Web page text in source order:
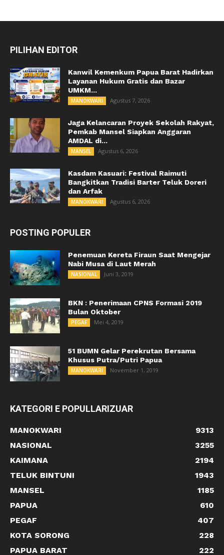
PILIHAN EDITOR
Kanwil Kemenkum Papua Barat Hadirkan
Layanan Hukum Gratis dan Bazar
UMKM...
MANOKWARI Agustus 7, 2026
Jaga Kelancaran Proyek Sekolah Rakyat,
Pemkab Mansel Siapkan Anggaran
AMDAL di...
MANSEL Agustus 6, 2026
Kasdam Kasuari: Festival Raimuti
Bangkitkan Tradisi Barter Teluk Doreri
dan Arfak
MANOKWARI Agustus 6, 2026
POSTING POPULER
Penemuan Kereta Firaun Saat Mengejar
Nabi Musa di Laut Merah
NASIONAL Juni 3, 2019
BKN : Penerimaan CPNS Formasi 2019
Bulan Oktober
PEGAF Mei 4, 2019
51 BUMN Gelar Perekrutan Bersama
Khusus Putra/Putri Papua
MANOKWARI November 1, 2019
KATEGORI E POPULLARIZUAR
MANOKWARI
9313
NASIONAL
3255
KAIMANA
2194
TELUK BINTUNI
1943
MANSEL
1185
PAPUA
610
PEGAF
407
KOTA SORONG
228
PAPUA BARAT
222